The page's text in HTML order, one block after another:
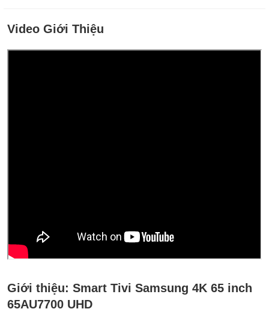
Video Giới Thiệu
Giới thiệu: Smart Tivi Samsung 4K 65 inch
65AU7700 UHD